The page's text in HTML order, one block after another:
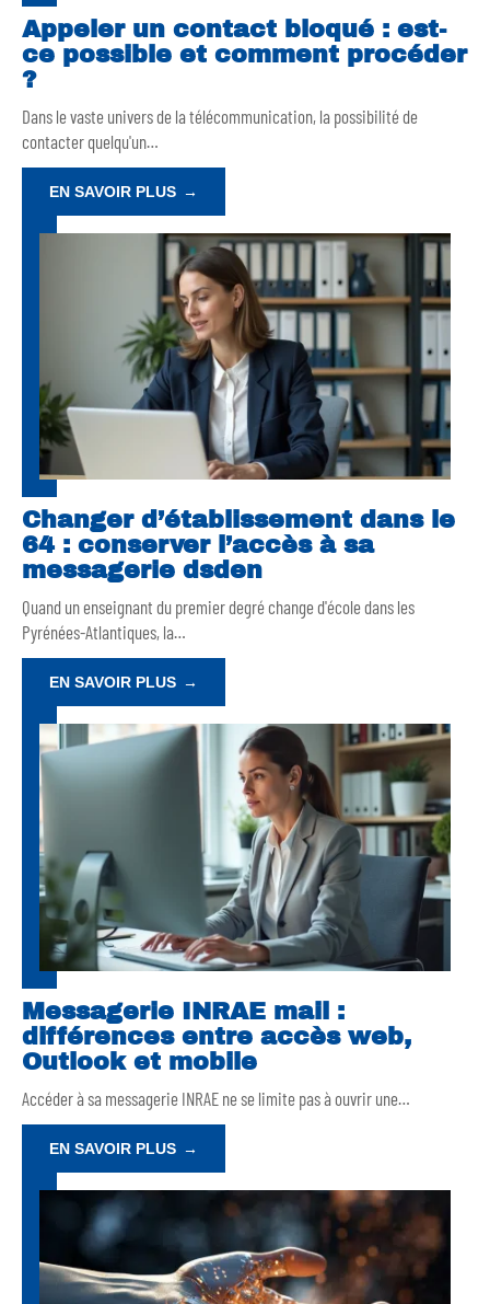
Appeler un contact bloqué : est-
ce possible et comment procéder
?
Dans le vaste univers de la télécommunication, la possibilité de
contacter quelqu'un…
EN SAVOIR PLUS
Changer d’établissement dans le
64 : conserver l’accès à sa
messagerie dsden
Quand un enseignant du premier degré change d'école dans les
Pyrénées-Atlantiques, la…
EN SAVOIR PLUS
Messagerie INRAE mail :
différences entre accès web,
Outlook et mobile
Accéder à sa messagerie INRAE ne se limite pas à ouvrir une…
EN SAVOIR PLUS